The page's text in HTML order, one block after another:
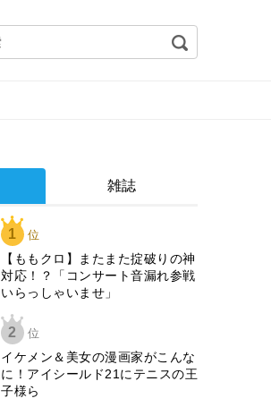
雑誌
1 位
【ももクロ】またまた掟破りの神
対応！？「コンサート音漏れ参戦
いらっしゃいませ」
2 位
イケメン＆美女の漫画家がこんな
に！アイシールド21にテニスの王
子様ら